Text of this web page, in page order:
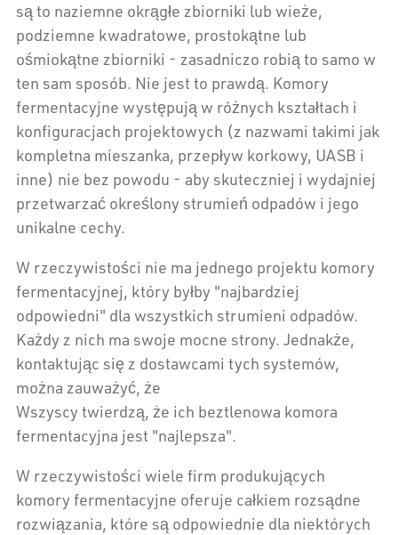
są to naziemne okrągłe zbiorniki lub wieże,
podziemne kwadratowe, prostokątne lub
ośmiokątne zbiorniki - zasadniczo robią to samo w
ten sam sposób. Nie jest to prawdą. Komory
fermentacyjne występują w różnych kształtach i
konfiguracjach projektowych (z nazwami takimi jak
kompletna mieszanka, przepływ korkowy, UASB i
inne) nie bez powodu - aby skuteczniej i wydajniej
przetwarzać określony strumień odpadów i jego
unikalne cechy.
W rzeczywistości nie ma jednego projektu komory
fermentacyjnej, który byłby "najbardziej
odpowiedni" dla wszystkich strumieni odpadów.
Każdy z nich ma swoje mocne strony. Jednakże,
kontaktując się z dostawcami tych systemów,
można zauważyć, że
Wszyscy twierdzą, że ich beztlenowa komora
fermentacyjna jest "najlepsza".
W rzeczywistości wiele firm produkujących
komory fermentacyjne oferuje całkiem rozsądne
rozwiązania, które są odpowiednie dla niektórych